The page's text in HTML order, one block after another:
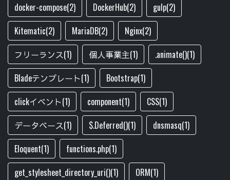
docker-compose(2)
DockerHub(2)
gulp(2)
Kitematic(2)
MariaDB(2)
Nginx(2)
フリーランス(1)
個人事業主(1)
.animate()(1)
Bladeテンプレート(1)
Bootstrap(1)
clickイベント(1)
component(1)
CSS(1)
データベース(1)
$.Deferred()(1)
dnsmasq(1)
Eloquent(1)
functions.php(1)
get_stylesheet_directory_uri()(1)
ORM(1)